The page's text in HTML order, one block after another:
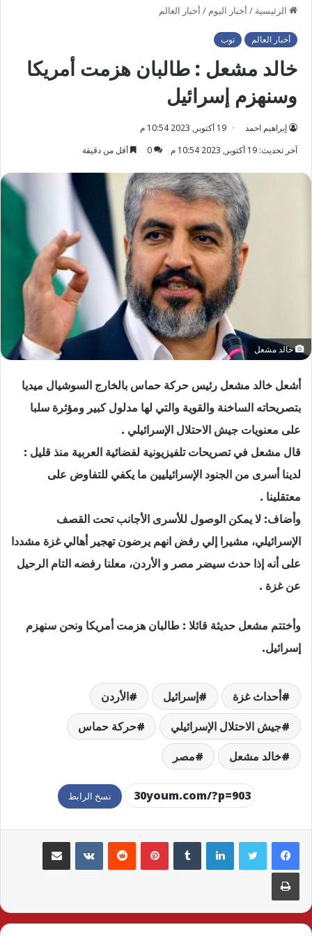
الرئيسية / أخبار اليوم / أخبار العالم
أخبار العالم توب
خالد مشعل : طالبان هزمت أمريكا
وسنهزم إسرائيل
إبراهيم احمد
19 أكتوبر, 2023 10:54 م
آخر تحديث: 19 أكتوبر, 2023 10:54 م
0 أقل من دقيقة
خالد مشعل
أشعل خالد مشعل رئيس حركة حماس بالخارج السوشيال ميديا
بتصريحاته الساخنة والقوية والتي لها مدلول كبير ومؤثرة سلبا
على معنويات جيش الاحتلال الإسرائيلي .
قال مشعل في تصريحات تلفيزيونية لفضائية العربية منذ قليل :
لدينا أسرى من الجنود الإسرائيليين ما يكفي للتفاوض على
معتقلينا .
وأضاف: لا يمكن الوصول للأسرى الأجانب تحت القصف
الإسرائيلي، مشيرا إلي رفض انهم يرضون تهجير أهالي غزة مشددا
على أنه إذا حدث سيضر مصر و الأردن، معلنا رفضه التام الرحيل
عن غزة .
وأختتم مشعل حديثة قائلا : طالبان هزمت أمريكا ونحن سنهزم
إسرائيل.
أحداث غزة إسرائيل
الأردن
جيش الاحتلال الإسرائيلي
حركة حماس
خالد مشعل
مصر
نسخ الرابط
لينكدإن بينتيريست مشاركة عبر البريد
طباعة